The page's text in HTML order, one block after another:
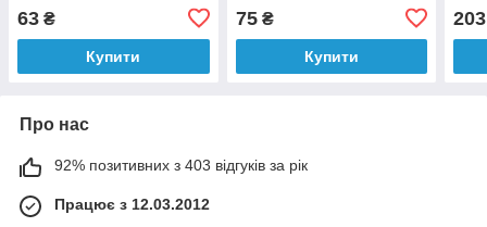
63 ₴
Купити
75₴
Купити
203
Про нас
92% позитивних з 403 відгуків за рік
Працює з 12.03.2012